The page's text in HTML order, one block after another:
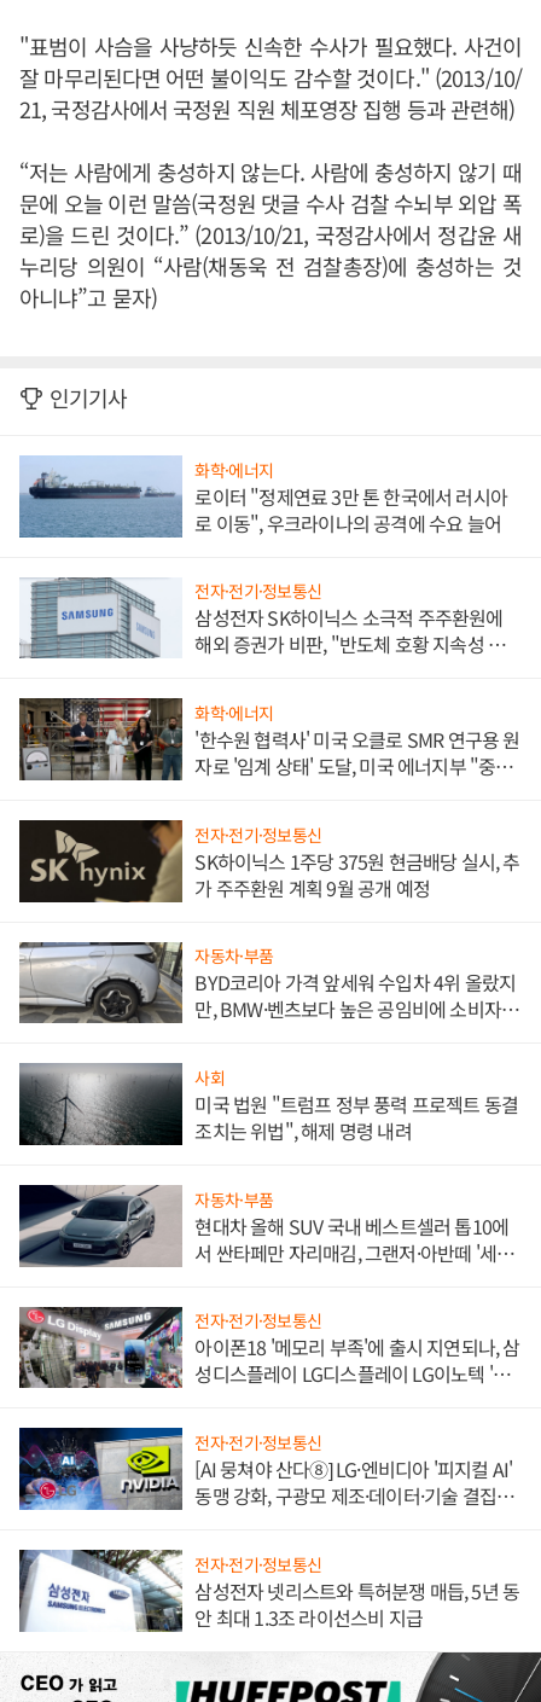
"표범이 사슴을 사냥하듯 신속한 수사가 필요했다. 사건이
잘 마무리된다면 어떤 불이익도 감수할 것이다." (2013/10/
21, 국정감사에서 국정원 직원 체포영장 집행 등과 관련해)
“저는 사람에게 충성하지 않는다. 사람에 충성하지 않기 때
문에 오늘 이런 말씀(국정원 댓글 수사 검찰 수뇌부 외압 폭
로)을 드린 것이다.” (2013/10/21, 국정감사에서 정갑윤 새
누리당 의원이 “사람(채동욱 전 검찰총장)에 충성하는 것
아니냐”고 묻자)
인기기사
화학·에너지
로이터 "정제연료 3만 톤 한국에서 러시아
로 이동", 우크라이나의 공격에 수요 늘어
전자·전기·정보통신
삼성전자 SK하이닉스 소극적 주주환원에
해외 증권가 비판, "반도체 호황 지속성 의
화학·에너지
'한수원 협력사' 미국 오클로 SMR 연구용 원
자로 '임계 상태' 도달, 미국 에너지부 "중요
전자·전기·정보통신
SK하이닉스 1주당 375원 현금배당 실시, 추
가 주주환원 계획 9월 공개 예정
자동차·부품
BYD코리아 가격 앞세워 수입차 4위 올랐지
만, BMW·벤츠보다 높은 공임비에 소비자
사회
미국 법원 "트럼프 정부 풍력 프로젝트 동결
조치는 위법", 해제 명령 내려
자동차·부품
현대차 올해 SUV 국내 베스트셀러 톱10에
서 싼타페만 자리매김, 그랜저·아반떼 '세단
전자·전기·정보통신
아이폰18 '메모리 부족'에 출시 지연되나, 삼
성디스플레이 LG디스플레이 LG이노텍 '탈
전자·전기·정보통신
[AI 뭉쳐야 산다⑧] LG·엔비디아 '피지컬 AI'
동맹 강화, 구광모 제조·데이터·기술 결집
전자·전기·정보통신
삼성전자 넷리스트와 특허분쟁 매듭, 5년 동
안 최대 1.3조 라이선스비 지급